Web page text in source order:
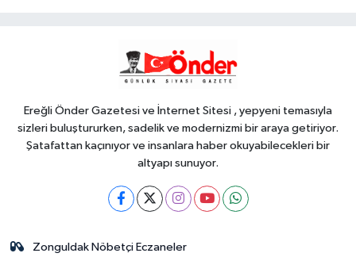
akşamlarına ritim katıyor
Ereğli Önder Gazetesi ve İnternet Sitesi , yepyeni temasıyla
sizleri buluştururken, sadelik ve modernizmi bir araya getiriyor.
Şatafattan kaçınıyor ve insanlara haber okuyabilecekleri bir
altyapı sunuyor.
Zonguldak Nöbetçi Eczaneler